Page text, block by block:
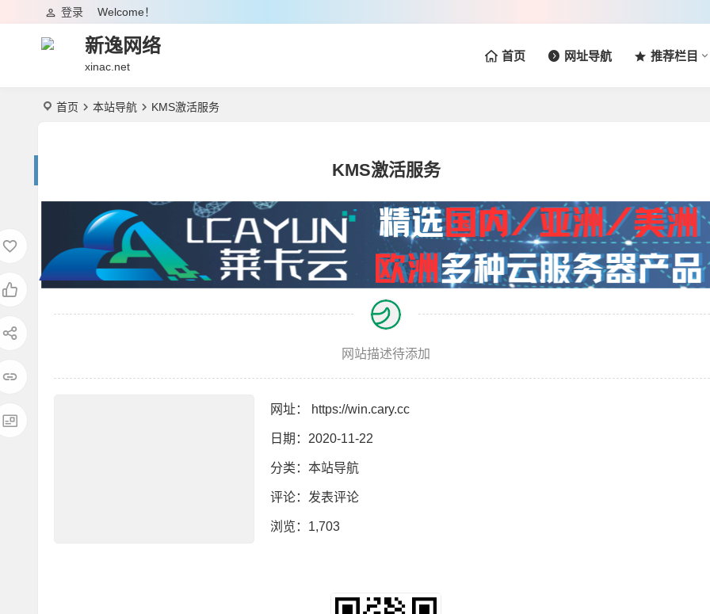
Welcome！
登录
新逸网络
xinac.net
首页 网址导航 推荐栏目
首页 本站导航 KMS激活服务
KMS激活服务
网站描述待添加
网址： https://win.cary.cc
日期：2020-11-22
分类： 本站导航
评论： 发表评论
浏览 ：1,703